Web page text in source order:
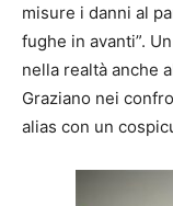
misure i danni al
fughe in avanti”.
nella realtà anche
Graziano nei
alias con un